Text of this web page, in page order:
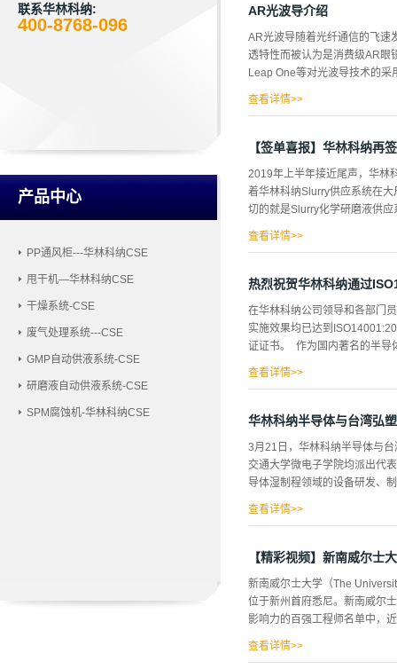
联系华林科纳:
400-8768-096
产品中心
PP通风柜---华林科纳CSE
甩干机—华林科纳CSE
干燥系统-CSE
废气处理系统---CSE
GMP自动供液系统-CSE
研磨液自动供液系统-CSE
SPM腐蚀机-华林科纳CSE
就是有源晶振。而无源晶体和
分石英晶体谐振器和石英晶体
器和晶体振荡器都有贴片封装
点：1、晶体振荡器价格往往
脚位均是4脚以上包括4脚，晶
器。5、...
AR光波导介绍
AR光波导随着光纤通信的飞速
透特性而被认为是消费级AR眼
Leap One等对光波导技术的
中，用来传输信号的光纤组成
圆是应用最广泛的，虽然各种
播，任何细小的微变都是使光
翘曲使晶圆的良率不高从而无
于单片小尺寸晶圆颗粒，所以
查看详情>>
【签单喜报】华林科纳再
2019年上半年接近尾声，华林
着华林科纳Slurry供应系统在
切的就是Slurry化学研磨液供
择华林科纳作为Slurry供应系
查看详情>>
热烈祝贺华林科纳通过
在华林科纳公司领导和各部门
实施效果均已达到
证证书。 作为国内著名的半导
证，是对华林科纳环境体系管
查看详情>>
华林科纳半导体与台湾弘
3月21日，华林科纳半导体与
交通大学微电子学院均派出代
导体湿制程领域的设备研发、
尾气处理系统的四大系列数十
性的高度，深化合作领域，加
作，释放1+12的增值效益，携
查看详情>>
【精彩视频】新南威尔士
新南威尔士大学（The
位于新州首府悉尼。新南威尔
影响力的百强工程师名单中，
查看详情>>